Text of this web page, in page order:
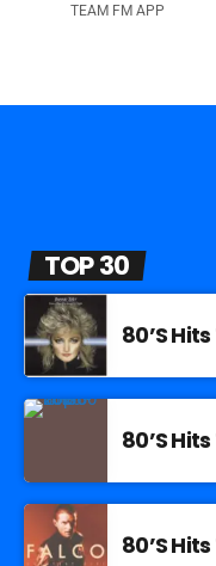
TEAM FM APP
TOP 30
80’S
80’S
80’S